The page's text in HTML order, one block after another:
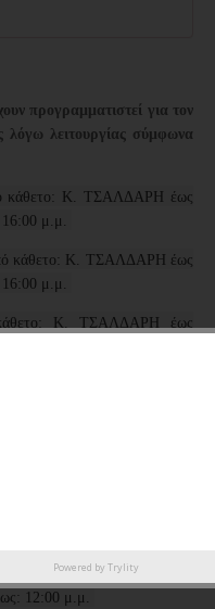
προγραμματιστεί για τον
λόγω λειτουργίας σύμφωνα
Κ. ΤΣΑΛΔΑΡΗ έως
μ.μ.
κάθετο: Κ. ΤΣΑΛΔΑΡΗ έως
μ.μ.
Κ. ΤΣΑΛΔΑΡΗ έως
16:00 μ.μ.
ΤΣΩΡΤΣΙΛ έως κάθετο:
λειτουργίας σύμφωνα
κάθετο: Μ. ΑΣΙΑΣ έως
12:00 μ.μ.
Powered by Trylity